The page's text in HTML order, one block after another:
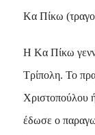
Kα Πίκω
Η Kα Πίκω
Tρίπολη. Το
Χριστοπούλου
έδωσε ο